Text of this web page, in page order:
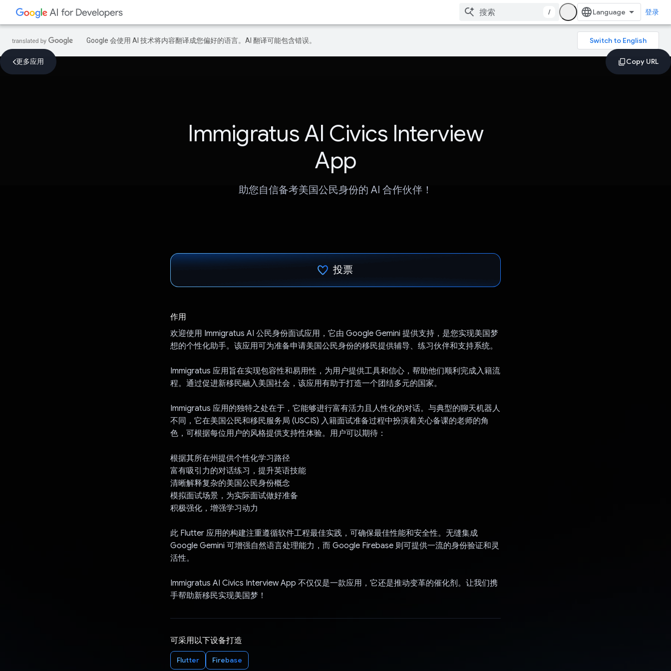
/ 登录
Google 会使用 AI 技术将内容翻译成您偏好的语言。AI 翻译可能包含错误。
更多应用
Immigratus AI Civics Interview
App
助您自信备考美国公民身份的 AI 合作伙伴！
投票
作用
欢迎使用 Immigratus AI 公民身份面试应用，它由 Google Gemini 提供支持，是您实现美国梦
想的个性化助手。该应用可为准备申请美国公民身份的移民提供辅导、练习伙伴和支持系统。
Immigratus 应用旨在实现包容性和易用性，为用户提供工具和信心，帮助他们顺利完成入籍流
程。通过促进新移民融入美国社会，该应用有助于打造一个团结多元的国家。
Immigratus 应用的独特之处在于，它能够进行富有活力且人性化的对话。与典型的聊天机器人
不同，它在美国公民和移民服务局 (USCIS) 入籍面试准备过程中扮演着关心备课的老师的角
色，可根据每位用户的风格提供支持性体验。用户可以期待：
根据其所在州提供个性化学习路径
富有吸引力的对话练习，提升英语技能
清晰解释复杂的美国公民身份概念
模拟面试场景，为实际面试做好准备
积极强化，增强学习动力
此 Flutter 应用的构建注重遵循软件工程最佳实践，可确保最佳性能和安全性。无缝集成
Google Gemini 可增强自然语言处理能力，而 Google Firebase 则可提供一流的身份验证和灵
活性。
Immigratus AI Civics Interview App 不仅仅是一款应用，它还是推动变革的催化剂。让我们携
手帮助新移民实现美国梦！
可采用以下设备打造
Flutter Firebase